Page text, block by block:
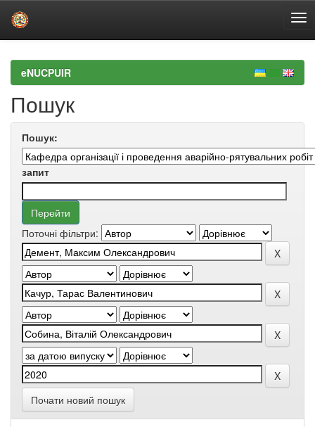
navigationeNUCPUIR
Пошук
Пошук:
запит
Поточні фільтри:
Почати новий пошук